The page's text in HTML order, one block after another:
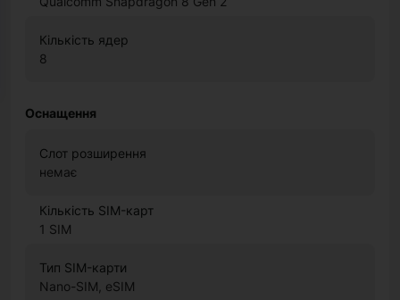
Кількість ядер
8
Оснащення
Слот розширення
немає
Кількість SIM-карт
1 SIM
Тип SIM-карти
Nano-SIM, eSIM